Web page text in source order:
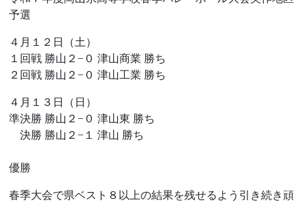
予選
４月１２日（土）
１回戦 勝山２−０ 津山商業 勝ち
２回戦 勝山２−０ 津山工業 勝ち
４月１３日（日）
準決勝 勝山２−０ 津山東 勝ち
決勝 勝山２−１ 津山 勝ち
優勝
春季大会で県ベスト８以上の結果を残せるよう引き続き頑